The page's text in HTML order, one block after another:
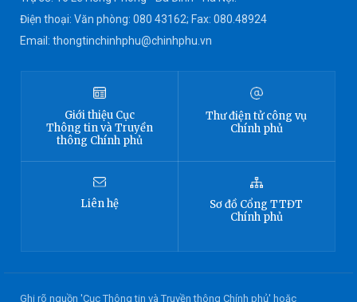
Điện thoại: Văn phòng: 080 43162; Fax: 080.48924
Email: thongtinchinhphu@chinhphu.vn
Giới thiệu Cục
Thông tinvà Truyền
thông Chính phủ
Thư điện tử công vụ
Chính phủ
Liên hệ Sơ đồ Cổng TTĐT
Chính phủ
Ghi rõ nguồn 'Cục Thông tin và Truyền thông Chính phủ' hoặc